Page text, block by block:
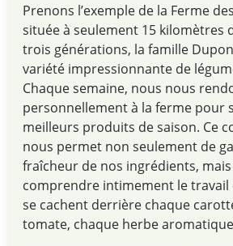
Prenons l’exemple de la Ferme
située à seulement 15 kilomètres
trois générations, la famille
variété impressionnante de
Chaque semaine, nous nous
personnellement à la ferme pour
meilleurs produits de saison. Ce
nous permet non seulement de
fraîcheur de nos ingrédients,
comprendre intimement le travail
se cachent derrière chaque
tomate, chaque herbe